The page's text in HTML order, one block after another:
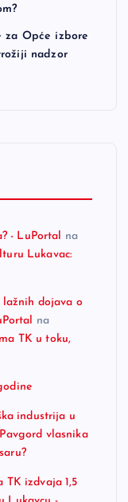
za Opće izbore
nadzor
- LuPortal
na
Lukavac:
dojava o
na
TK u toku,
industrija u
vlasnika
izdvaja 1,5